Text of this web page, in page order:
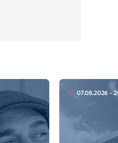
07.08.2026 -